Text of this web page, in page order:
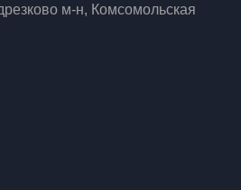
м-н, Комсомольская